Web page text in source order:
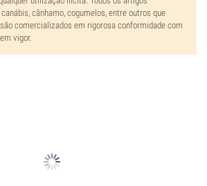
cânhamo, cogumelos, entre outros que
comercializados em rigorosa conformidade com
vigor.